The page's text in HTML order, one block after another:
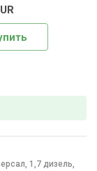
1,7 дизель,